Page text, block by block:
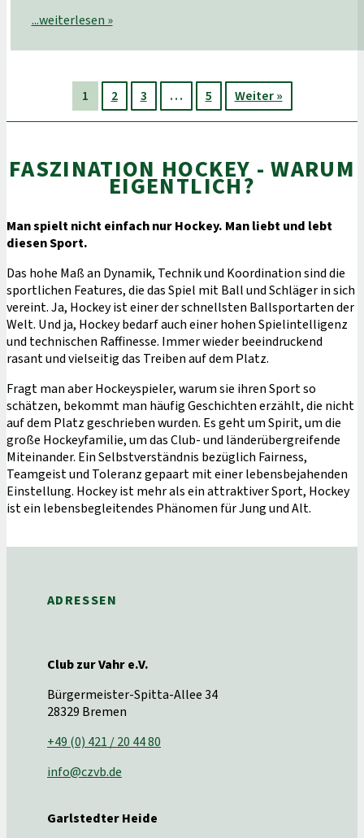
...weiterlesen »
1 2 3 … 5 Weiter »
FASZINATION HOCKEY - WARUM
EIGENTLICH?
Man spielt nicht einfach nur Hockey. Man liebt und lebt
diesen Sport.
Das hohe Maß an Dynamik, Technik und Koordination sind die
sportlichen Features, die das Spiel mit Ball und Schläger in sich
vereint. Ja, Hockey ist einer der schnellsten Ballsportarten der
Welt. Und ja, Hockey bedarf auch einer hohen Spielintelligenz
und technischen Raffinesse. Immer wieder beeindruckend
rasant und vielseitig das Treiben auf dem Platz.
Fragt man aber Hockeyspieler, warum sie ihren Sport so
schätzen, bekommt man häufig Geschichten erzählt, die nicht
auf dem Platz geschrieben wurden. Es geht um Spirit, um die
große Hockeyfamilie, um das Club- und länderübergreifende
Miteinander. Ein Selbstverständnis bezüglich Fairness,
Teamgeist und Toleranz gepaart mit einer lebensbejahenden
Einstellung. Hockey ist mehr als ein attraktiver Sport, Hockey
ist ein lebensbegleitendes Phänomen für Jung und Alt.
ADRESSEN
Club zur Vahr e.V.
Bürgermeister-Spitta-Allee 34
28329 Bremen
+49 (0) 421 / 20 44 80
info@czvb.de
Garlstedter Heide